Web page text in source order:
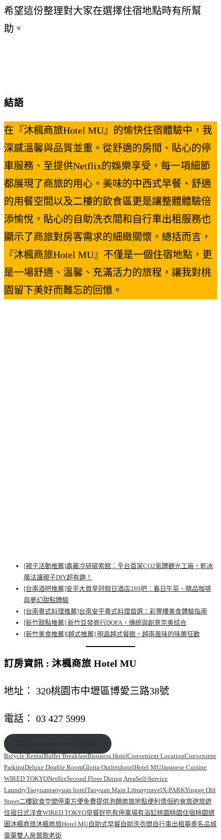
希望這份整理對大家在選擇住宿地點時有所幫
助。
結語
在『沐楓商旅Hotel MU』的愉快住宿體驗中，我
深感溫馨與品質並重。從舒適的房間、貼心的停
車服務、至提供Netflix的娛樂享受，每一項細節
都展現了商旅的用心。美味的中西式早餐、舒適
的用餐空間以及二樓的飲食區更是讓整體體驗倍
添愉悅。貼心的自助洗衣間和自行車出租服務也
顯示了商旅對房客需求的細緻關懷。總括而言，
『沐楓商旅Hotel MU』不僅是一個住宿地點，更
是一場舒適、溫馨、充滿活力的旅程，讓我對桃
園留下美好而難忘的回憶。
[親子活動推薦]嘉義冷研碳索館：全台首家CO2氣體觀光工廠，乾冰
魔法讓親子DIY超有趣！
[台南酒吧推薦]安平大員皇冠假日酒店289吧：春日午茶、精品咖啡
與夢幻甜點體驗
[台南粵式料理推薦]台南安平粵式料理首選：彩豐樓美食體驗指南
[新竹甜點推薦] 新竹豆發商行DOFA，傳統與創意完美結合
[新竹美食推薦][越式推薦] 明昌越式餐館，越南風味的味蕾狂歡
訂房資訊 : 沐楓商旅 Hotel MU
地址： 320桃園市中壢區博愛三路38號
電話： 03 427 5999
Bicycle RentalBuffet BreakfastBusiness HotelConvenient LocationConvenient
ParkingDeluxe Double RoomGloria OutletshotelHotel MUJapanese Cuisine
WIRED TOKYONetflixSecond Floor Dining AreaSelf-Service
LaundryTaoyuantaoyuan hotelTaoyuan Main LibrarytravelX-PARKYingge Old
Street二樓飲食空間停車方便免費提供泡麵商旅地點便利 情侶約會旅遊旅遊
住宿 日式洋食WIRED TOKYO早餐好吃有停車場有浴缸桃園桃園住宿桃園總
圖沐楓商旅沐楓商旅Hotel MU自助式早餐自助洗衣間 自行車出租華泰名品城
豪華雙人房鶯歌老街